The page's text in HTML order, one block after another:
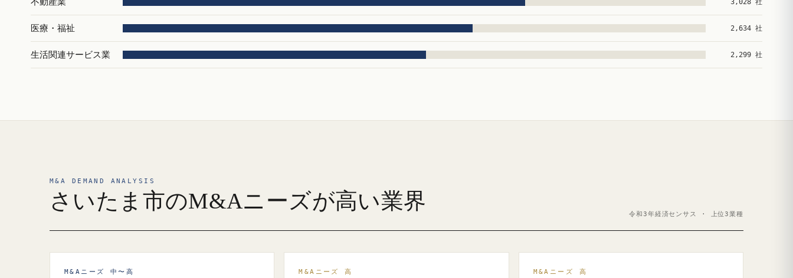
3,028 社
医療・福祉 2,634 社
生活関連サービス業 2,299 社
M&A DEMAND ANALYSIS
さいたま市のM&Aニーズが高い業界
令和3年経済センサス · 上位3業種
M&Aニーズ 中〜高 M&Aニーズ 高 M&Aニーズ 高